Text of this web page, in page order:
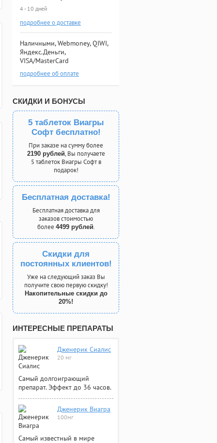
4 - 10 дней
подробнее о доставке
Наличными, Webmoney, QIWI,
Яндекс.Деньги,
VISA/MasterCard
подробнее об оплате
СКИДКИ И БОНУСЫ
5 таблеток Виагры
Софт бесплатно!
При заказе на сумму более
2190 рублей, Вы получаете
5 таблеток Виагры Софт в
подарок!
Бесплатная доставка!
Бесплатная доставка для
заказов стоимостью
более 4499 рублей.
Скидки для
постоянных клиентов!
Уже на следующий заказ Вы
получите свою первую скидку!
Накопительные скидки до
20%!
ИНТЕРЕСНЫЕ ПРЕПАРАТЫ
Дженерик Сиалис
20 мг
Самый долгоиграющий
препарат. Эффект до 36 часов.
Дженерик Виагра
100мг
Самый известный в мире